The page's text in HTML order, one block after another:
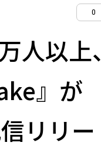
0
人以上、
』が
リリー